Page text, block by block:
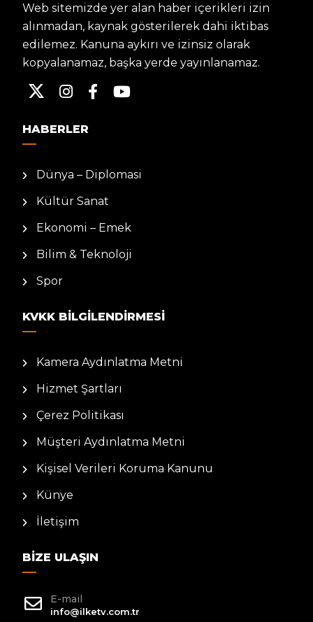
Web sitemizde yer alan haber içerikleri izin
alınmadan, kaynak gösterilerek dahi iktibas
edilemez. Kanuna aykırı ve izinsiz olarak
kopyalanamaz, başka yerde yayınlanamaz.
HABERLER
Dünya – Diplomasi
Kültür Sanat
Ekonomi – Emek
Bilim & Teknoloji
Spor
KVKK BILGILENDIRMESI
Kamera Aydınlatma Metni
Hizmet Şartları
Çerez Politikası
Müşteri Aydınlatma Metni
Kişisel Verileri Koruma Kanunu
Künye
İletişim
BIZE ULAŞIN
E-mail
info@ilketv.com.tr